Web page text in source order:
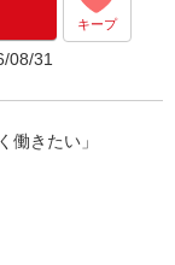
キープ
08/31
働きたい」
向きに仕事へ取り